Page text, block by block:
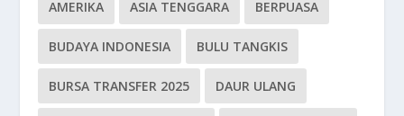
AMERIKA ASIA TENGGARA BERPUASA
BUDAYA INDONESIA BULU TANGKIS
BURSA TRANSFER 2025 DAUR ULANG